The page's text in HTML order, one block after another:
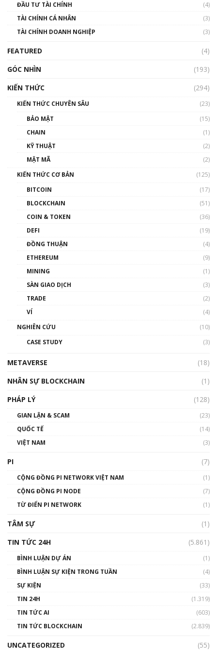
00:02:14
Nhìn lại năm 2022: Những sự kiện ảnh hưởng
đến hệ sinh thái tiền mã hoá | Phổ cập
00:43:47
như thể nào?
00:39:31
Phổ cập Blockchain
thống & Crypto qua các cuộc chiến | Phổ cập
01:32:59
gió ấm
Talkshow 14: MemeCoin – Trò đùa tỷ đô
01:29:26
ĐẦU TƯ TÀI CHÍNH
(4)
TÀI CHÍNH CÁ NHÂN
(3)
TÀI CHÍNH DOANH NGHIỆP
(3)
FEATURED
(4)
GÓC NHÌN
(193)
KIẾN THỨC
(294)
KIẾN THỨC CHUYÊN SÂU
(23)
BẢO MẬT
(15)
CHAIN
(1)
KỸ THUẬT
(2)
MẬT MÃ
(2)
KIẾN THỨC CƠ BẢN
(125)
BITCOIN
(17)
BLOCKCHAIN
(51)
COIN & TOKEN
(36)
DEFI
(19)
ĐỒNG THUẬN
(4)
ETHEREUM
(9)
MINING
(1)
SÀN GIAO DỊCH
(3)
TRADE
(2)
VÍ
(4)
NGHIÊN CỨU
(10)
CASE STUDY
(3)
METAVERSE
(18)
NHÂN SỰ BLOCKCHAIN
(1)
PHÁP LÝ
(128)
GIAN LẬN & SCAM
(23)
QUỐC TẾ
(14)
VIỆT NAM
(3)
PI (7)
CỘNG ĐỒNG PI NETWORK VIỆT NAM
(1)
CỘNG ĐỒNG PI NODE
(7)
TỪ ĐIỂN PI NETWORK
(1)
TÂM SỰ
(1)
TIN TỨC 24H
(5.861)
BÌNH LUẬN DỰ ÁN
(1)
BÌNH LUẬN SỰ KIỆN TRONG TUẦN
(4)
SỰ KIỆN
(33)
TIN 24H
(1.319)
TIN TỨC AI
(603)
TIN TỨC BLOCKCHAIN
(2.839)
UNCATEGORIZED (55)